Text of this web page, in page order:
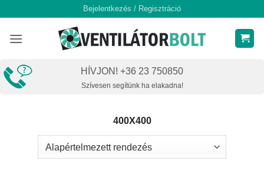
content
Bejelentkezés / Regisztráció
HÍVJON! +36 23 750850
Szívesen segítünk ha elakadna!
400X400